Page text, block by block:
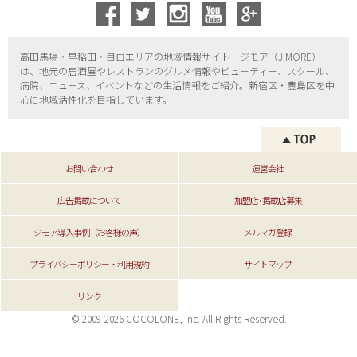
高田馬場・早稲田・目白エリアの地域情報サイト「ジモア（JIMORE）」
は、地元の居酒屋やレストランのグルメ情報やビューティー、
スクール、
病院、ニュース、イベントなどの生活情報をご紹介。新宿区・ 豊島区を中
心に地域活性化を目指しています。
お問い合わせ 運営会社
広告掲載について 加盟店･掲載店募集
ジモア導入事例（お客様の声） メルマガ登録
プライバシーポリシー・利用規約 サイトマップ
リンク
© 2009-2026 COCOLONE, inc. All Rights Reserved.